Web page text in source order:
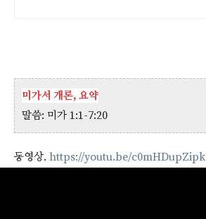
미가서 개론, 요약
말씀: 미가 1:1-7:20
동영상. https://youtu.be/c0mHDupZipk